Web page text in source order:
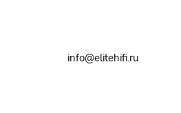
info@elitehifi.ru